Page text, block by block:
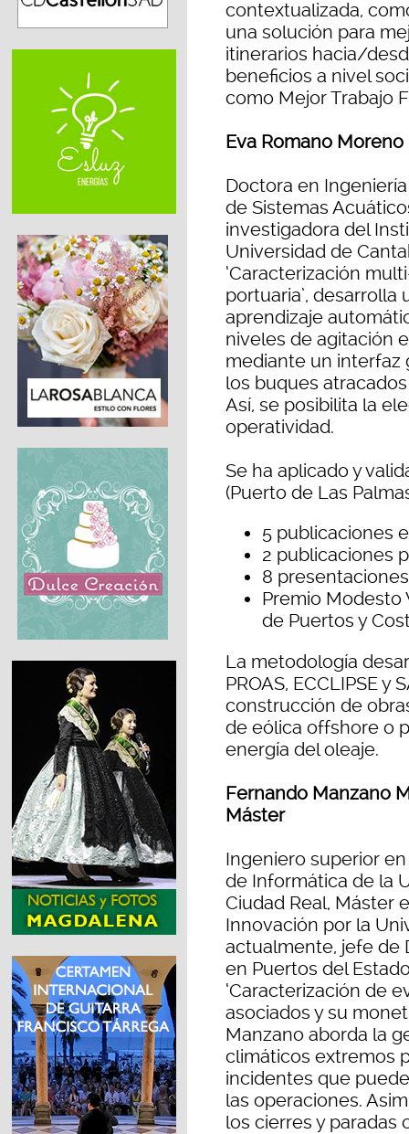
contextualizada,
una solución para
itinerarios hacia/
beneficios a nivel
como Mejor Trabajo
Eva Romano
Doctora en
de Sistemas
investigadora del
Universidad de
‘Caracterización
portuaria’,
aprendizaje
niveles de agitación
mediante un interfaz
los buques
Así, se posibilita la
operatividad.
Se ha aplicado y
(Puerto de Las
5 publicaciones
2 publicaciones
8
Premio Modesto
de Puertos y
La metodología
PROAS, ECCLIPSE
construcción de
de eólica offshore o
energía del oleaje.
Fernando Manzano
Máster
Ingeniero superior
de Informática de la
Ciudad Real, Máster
Innovación por la
actualmente, jefe de
en Puertos del
‘Caracterización de
asociados y su
Manzano aborda la
climáticos extremos
incidentes que
las operaciones.
los cierres y paradas